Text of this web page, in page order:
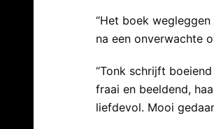
“Het boek
na een onverwachte
“Tonk schrijft
fraai en beeldend,
liefdevol. Mooi